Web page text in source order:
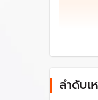
เมื่อวันที่
ลำดับ